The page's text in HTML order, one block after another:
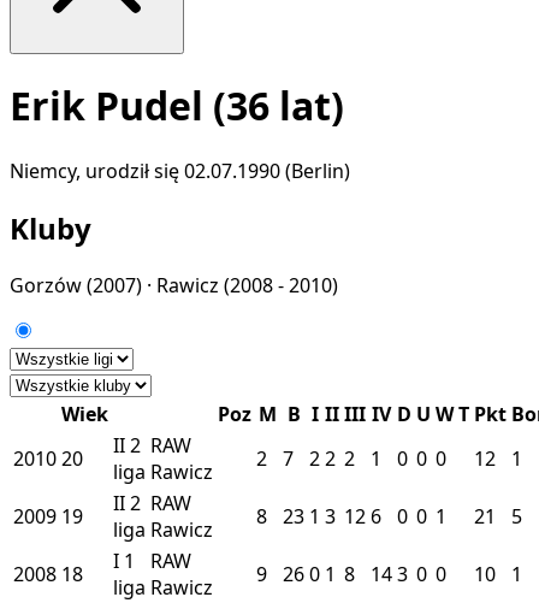
Erik Pudel (36 lat)
Niemcy, urodził się 02.07.1990 (Berlin)
Kluby
Gorzów(2007) · Rawicz (2008 - 2010)
Wiek Poz M B I IIIII IV D U WT Pkt
201020 II2
liga
RAW
Rawicz
2 7 22 2 1 0 0 0 12 1
2009 19 II2
liga
RAW
Rawicz
8 23 1 3 12 6 0 0 1 21 5
2008 18 I 1
liga
RAW
Rawicz
9 260 1 8 143 0 0 10
1